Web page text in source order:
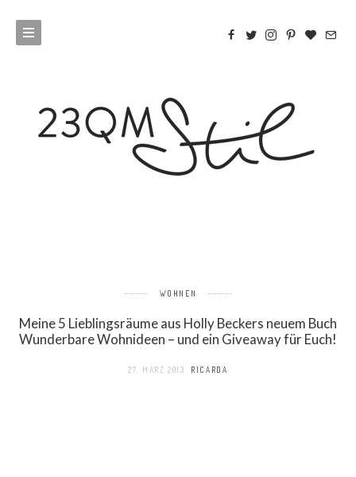
WOHNEN
Meine 5 Lieblingsräume aus Holly Beckers neuem Buch
Wunderbare Wohnideen – und ein Giveaway für Euch!
27. MÄRZ 2013 RICARDA